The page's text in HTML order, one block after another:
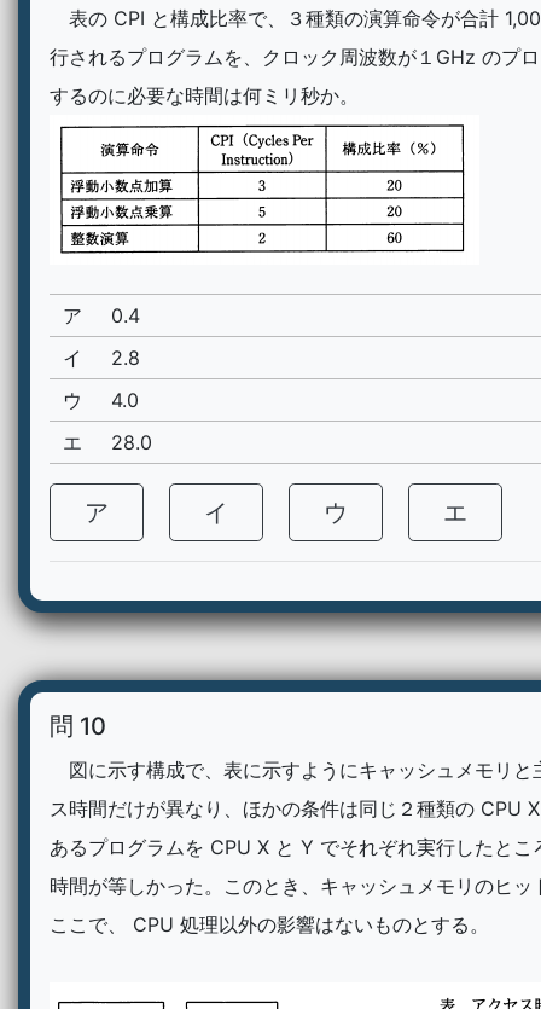
表の CPI と構成比率で、３種類の演算命令が合計
行されるプログラムを、クロック周波数が１GHz のプ
するのに必要な時間は何ミリ秒か。
ア
0.4
イ
2.8
ウ
4.0
エ
28.0
ア イ ウ エ
問 10
図に示す構成で、表に示すようにキャッシュメモリと
ス時間だけが異なり、ほかの条件は同じ２種類の CPU
あるプログラムを CPU X と Y でそれぞれ実行したとこ
時間が等しかった。このとき、キャッシュメモリのヒッ
ここで、 CPU 処理以外の影響はないものとする。